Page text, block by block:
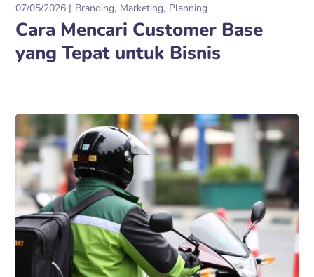
07/05/2026 Branding Marketing Planning
Cara Mencari Customer Base
yang Tepat untuk Bisnis